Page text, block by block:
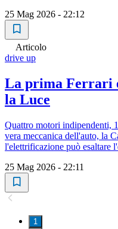
25 Mag 2026 - 22:12
Articolo
drive up
La prima Ferrari
la Luce
Quattro motori indipendenti,
vera meccanica dell'auto, la
l'elettrificazione può esaltare
25 Mag 2026 - 22:11
1